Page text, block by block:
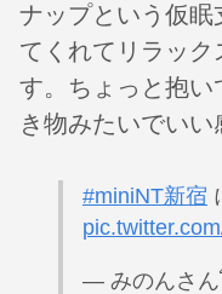
ナップという仮眠
てくれてリラッ
す。ちょっと抱い
き物みたいでいい
#miniNT新宿
— みのんさん